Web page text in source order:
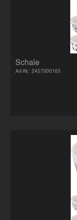
Schale
Art-Nr.: 2457000163